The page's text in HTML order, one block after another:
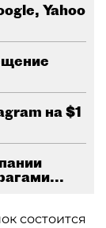
Yahoo
на $1
состоится